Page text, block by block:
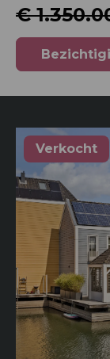
€
Verkocht